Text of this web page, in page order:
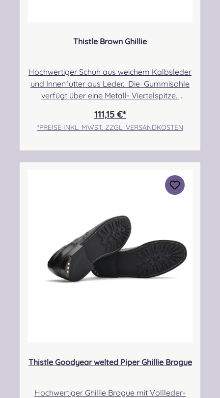
Thistle Brown Ghillie
Hochwertiger Schuh aus weichem Kalbsleder
und Innenfutter aus Leder. Die Gummisohle
verfügt über eine Metall- Viertelspitze.
Thistle Shoes , Unit 3 Newark Road South,
Eastfield Industrial Estate, Glenrothes, Fife,
Drumming Gbr, Gabelsbergerstraße 27,
unsachgemäßem Gebrauch, verschluckbare
Kleinteile
111,15 €*
*PREISE INKL. MWST. ZZGL. VERSANDKOSTEN
Thistle Goodyear welted Piper Ghillie Brogue
Hochwertiger Ghillie Brogue mit Vollleder-